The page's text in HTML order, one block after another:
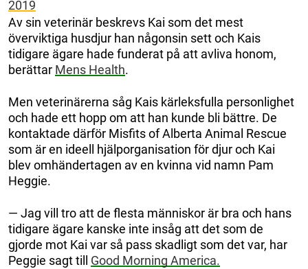
2019
Av sin veterinär beskrevs Kai som det mest
överviktiga husdjur han någonsin sett och Kais
tidigare ägare hade funderat på att avliva honom,
berättar Mens Health.
Men veterinärerna såg Kais kärleksfulla personlighet
och hade ett hopp om att han kunde bli bättre. De
kontaktade därför Misfits of Alberta Animal Rescue
som är en ideell hjälporganisation för djur och Kai
blev omhändertagen av en kvinna vid namn Pam
Heggie.
— Jag vill tro att de flesta människor är bra och hans
tidigare ägare kanske inte insåg att det som de
gjorde mot Kai var så pass skadligt som det var, har
Peggie sagt till Good Morning America.